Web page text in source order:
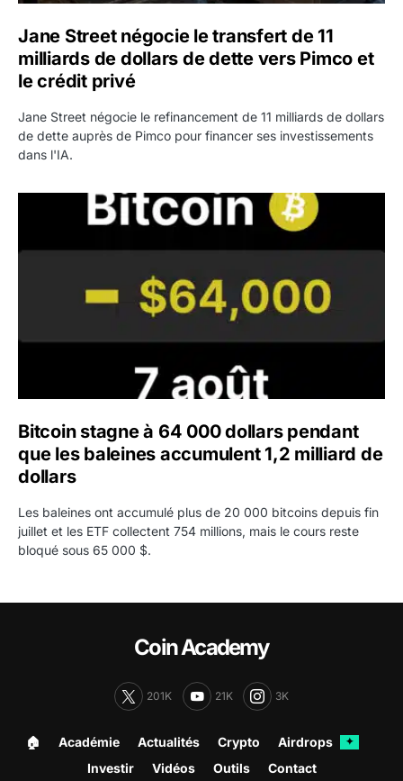
Jane Street négocie le transfert de 11
milliards de dollars de dette vers Pimco et
le crédit privé
Jane Street négocie le refinancement de 11 milliards de dollars
de dette auprès de Pimco pour financer ses investissements
dans l'IA.
Bitcoin stagne à 64 000 dollars pendant que les
Bitcoin stagne à 64 000 dollars pendant
que les baleines accumulent 1,2 milliard de
dollars
Les baleines ont accumulé plus de 20 000 bitcoins depuis fin
juillet et les ETF collectent 754 millions, mais le cours reste
bloqué sous 65 000 $.
Coin Academy
201K 21K 3K
🏠︎ Académie Actualités Crypto Airdrops ✦
Investir Vidéos Outils Contact